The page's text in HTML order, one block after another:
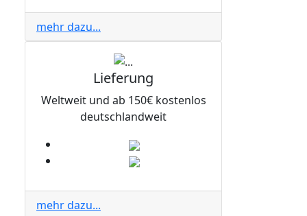
mehr dazu...
Lieferung
Weltweit und ab 150€ kostenlos
deutschlandweit
mehr dazu...